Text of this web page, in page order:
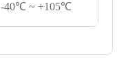
-40℃ ~ +105℃